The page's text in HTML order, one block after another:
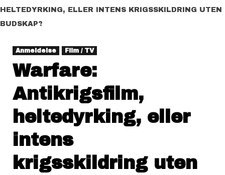
HELTEDYRKING, ELLER INTENS KRIGSSKILDRING UTEN
BUDSKAP?
Anmeldelse Film / TV
Warfare:
Antikrigsfilm,
heltedyrking, eller
intens
krigsskildring uten